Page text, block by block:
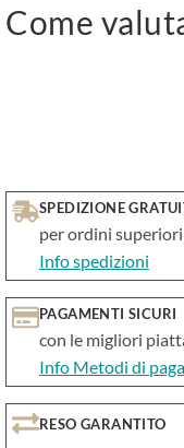
Come
SPEDIZIONE
per ordini superiori
Info spedizioni
PAGAMENTI SICURI
con le migliori
Info Metodi di
RESO GARANTITO